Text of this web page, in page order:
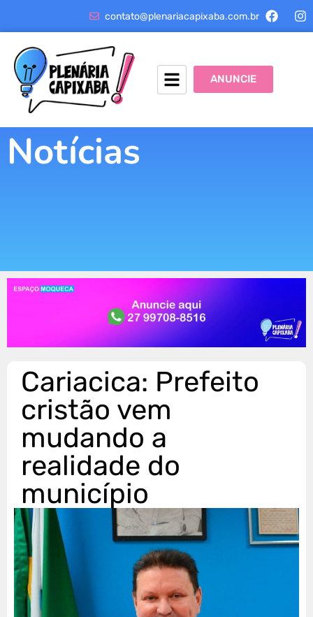
contato@plenariacapixaba.com.br
ANUNCIE
Notícias
Cariacica: Prefeito
cristão vem
mudando a
realidade do
município